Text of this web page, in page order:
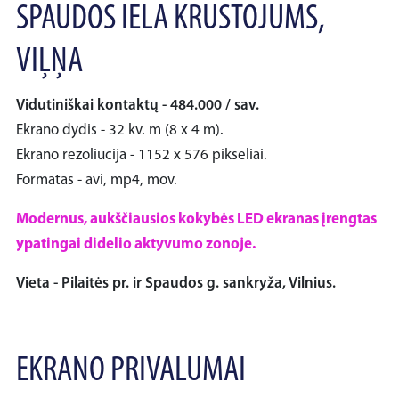
SPAUDOS IELA KRUSTOJUMS,
VIĻŅA
Vidutiniškai kontaktų - 484.000 / sav.
Ekrano dydis - 32 kv. m (8 x 4 m).
Ekrano rezoliucija - 1152 x 576 pikseliai.
Formatas - avi, mp4, mov.
Modernus, aukščiausios kokybės LED ekranas įrengtas
ypatingai didelio aktyvumo zonoje.
Vieta - Pilaitės pr. ir Spaudos g. sankryža, Vilnius.
EKRANO PRIVALUMAI